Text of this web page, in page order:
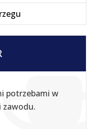
potrzebami w
zawodu.